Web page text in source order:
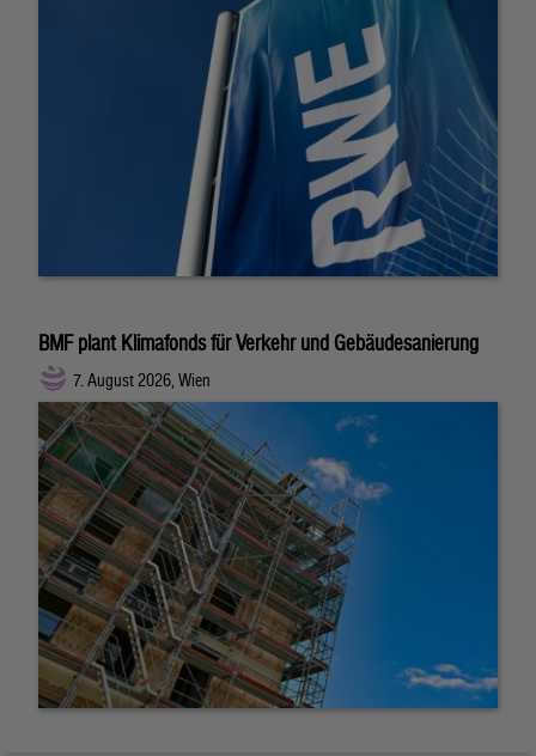
BMF plant Klimafonds für Verkehr und Gebäudesanierung
7. August 2026, Wien